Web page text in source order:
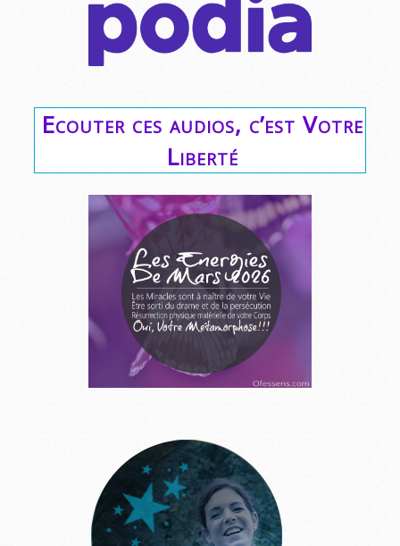
Ecouter ces audios, c’est Votre
Liberté